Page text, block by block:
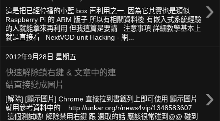
›
這是把已經停播的小藍 box 再利用之一, 因為它其實也是類似
Raspberry Pi 的 ARM 版子 所以有相關資料後 有嵌入式系統經驗
的人就能拿來再利用 但我這篇是要講 注意事項 詳細教學基本上
就是直接看 NextVOD unit Hacking - 網...
2012年9月28日 星期五
快速解除鎖右鍵 & 文章中的連
結直接變成圖片
›
[解除] [顯示圖片] Chrome 直接拉到書籤列上即可使用 顯示圖片
就用參考資料中的 http://unkar.org/r/news4vip/1348583607
這個測試嘍! 解除禁用右鍵 跟 選取的話 應該很常碰到@@ 碰到